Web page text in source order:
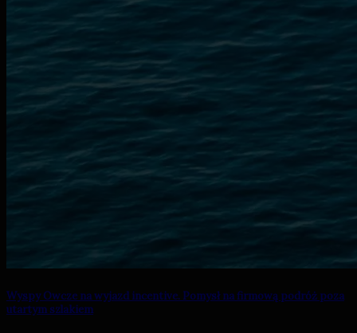
Wyspy Owcze na wyjazd incentive. Pomysł na firmową podróż poza
utartym szlakiem